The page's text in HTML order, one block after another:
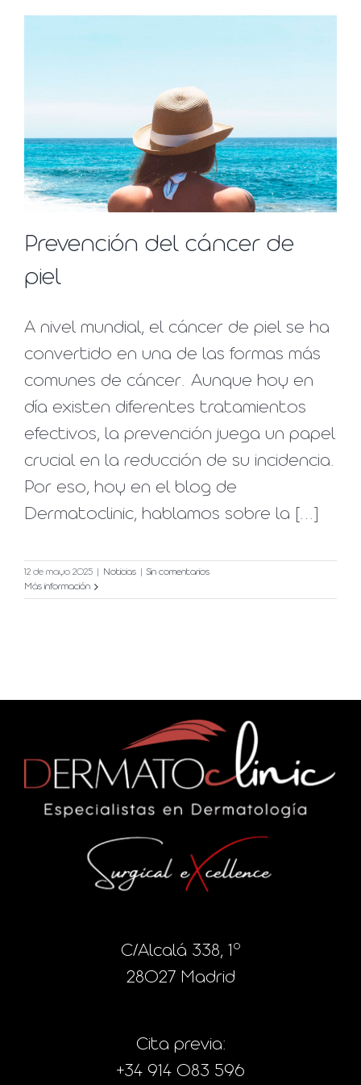
Prevención del cáncer de
piel
A nivel mundial, el cáncer de piel se ha
convertido en una de las formas más
comunes de cáncer. Aunque hoy en
día existen diferentes tratamientos
efectivos, la prevención juega un papel
crucial en la reducción de su incidencia.
Por eso, hoy en el blog de
Dermatoclinic, hablamos sobre la [...]
12 de mayo 2025 Noticias
Sin comentarios
Más información
C/Alcalá 338, 1º
28027 Madrid
Cita previa:
+34 914 083 596